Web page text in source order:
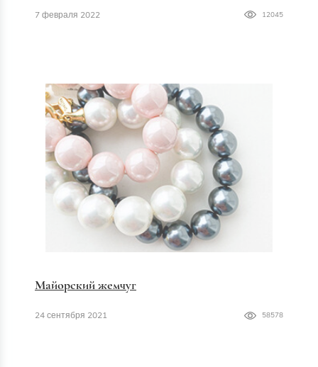
7 февраля 2022 12045
Майорский жемчуг
24 сентября 2021 58578